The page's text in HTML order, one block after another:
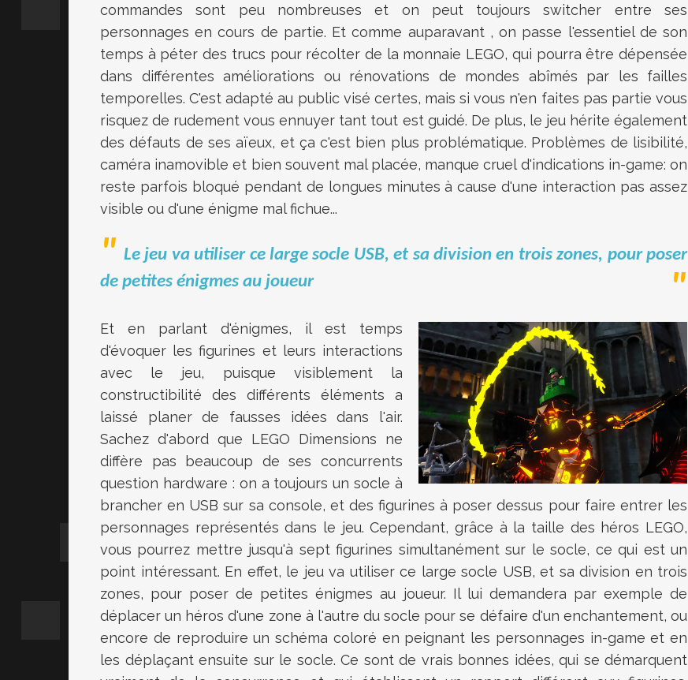
commandes sont peu nombreuses et on peut toujours switcher entre ses
personnages en cours de partie. Et comme auparavant , on passe l'essentiel de son
temps à péter des trucs pour récolter de la monnaie LEGO, qui pourra être dépensée
dans différentes améliorations ou rénovations de mondes abîmés par les failles
temporelles. C'est adapté au public visé certes, mais si vous n'en faites pas partie vous
risquez de rudement vous ennuyer tant tout est guidé. De plus, le jeu hérite également
des défauts de ses aïeux, et ça c'est bien plus problématique. Problèmes de lisibilité,
caméra inamovible et bien souvent mal placée, manque cruel d'indications in-game: on
reste parfois bloqué pendant de longues minutes à cause d'une interaction pas assez
visible ou d'une énigme mal fichue...
Le jeu va utiliser ce large socle USB, et sa division en trois zones, pour poser
de petites énigmes au joueur
Et en parlant d'énigmes, il est temps
d'évoquer les figurines et leurs interactions
avec le jeu, puisque visiblement la
constructibilité des différents éléments a
laissé planer de fausses idées dans l'air.
Sachez d'abord que LEGO Dimensions ne
diffère pas beaucoup de ses concurrents
question hardware : on a toujours un socle à
brancher en USB sur sa console, et des figurines à poser dessus pour faire entrer les
personnages représentés dans le jeu. Cependant, grâce à la taille des héros LEGO,
vous pourrez mettre jusqu'à sept figurines simultanément sur le socle, ce qui est un
point intéressant. En effet, le jeu va utiliser ce large socle USB, et sa division en trois
zones, pour poser de petites énigmes au joueur. Il lui demandera par exemple de
déplacer un héros d'une zone à l'autre du socle pour se défaire d'un enchantement, ou
encore de reproduire un schéma coloré en peignant les personnages in-game et en
les déplaçant ensuite sur le socle. Ce sont de vrais bonnes idées, qui se démarquent